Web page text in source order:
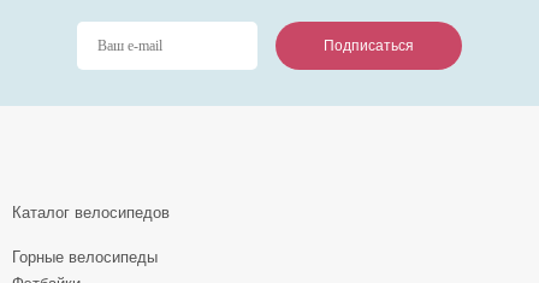
Подписаться
Подписаться
Подписаться
Каталог велосипедов
Горные велосипеды